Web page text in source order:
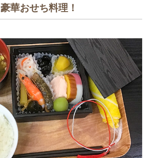
豪華おせち料理！